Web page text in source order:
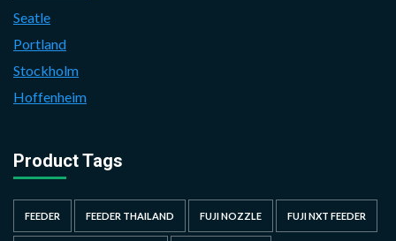
Seatle
Portland
Stockholm
Hoffenheim
Product Tags
FEEDER FEEDER THAILAND FUJI NOZZLE FUJI NXT FEEDER